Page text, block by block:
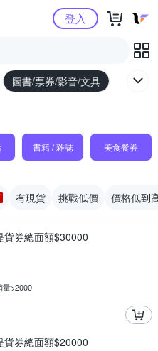
Yahoo購物中心登入
圖書/票券/影音/文具
書籍 / 雜誌 美食餐券
有現貨 挑戰低價 價格低到
貨券總面額$30000
量>2000
貨券總面額$20000